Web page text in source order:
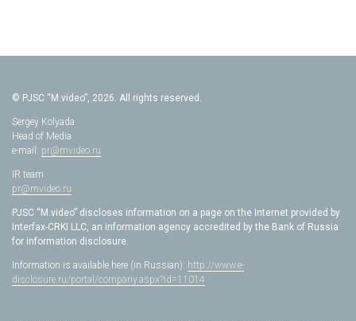
© PJSC “M.video”, 2026. All rights reserved.
Sergey Kolyada
Head of Media
e-mail: pr@mvideo.ru
IR team
pr@mvideo.ru
PJSC “M.video” discloses information on a page on the Internet provided by
Interfax-CRKI LLC, an information agency accredited by the Bank of Russia
for information disclosure.
Information is available here (in Russian): http://www.e-
disclosure.ru/portal/company.aspx?id=11014